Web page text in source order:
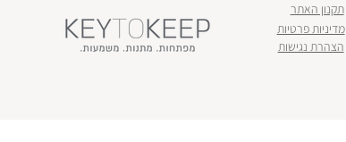
תקנון האתר
מדיניות פרטיות
הצהרת נגישות